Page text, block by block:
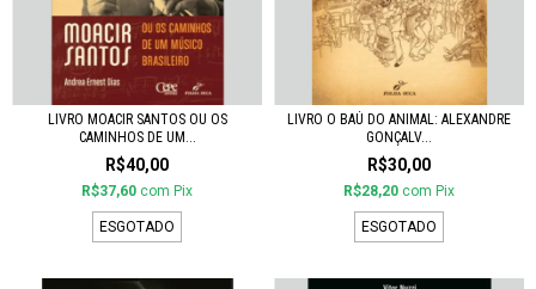
LIVRO MOACIR SANTOS OU OS
CAMINHOS DE UM...
R$40,00
R$37,60 com Pix
ESGOTADO
LIVRO O BAÚ DO ANIMAL: ALEXANDRE
GONÇALV...
R$30,00
R$28,20 com Pix
ESGOTADO